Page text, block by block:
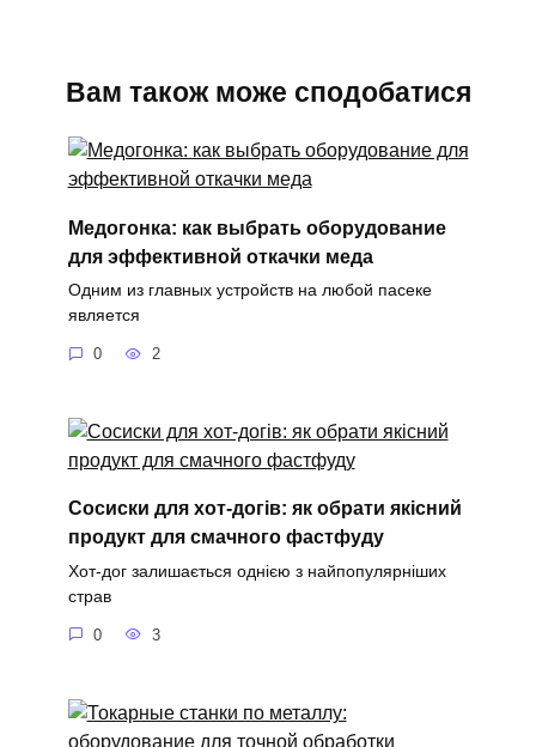
Вам також може сподобатися
Медогонка: как выбрать оборудование
для эффективной откачки меда
Одним из главных устройств на любой пасеке
является
0 2
Сосиски для хот-догів: як обрати якісний
продукт для смачного фастфуду
Хот-дог залишається однією з найпопулярніших
страв
0 3